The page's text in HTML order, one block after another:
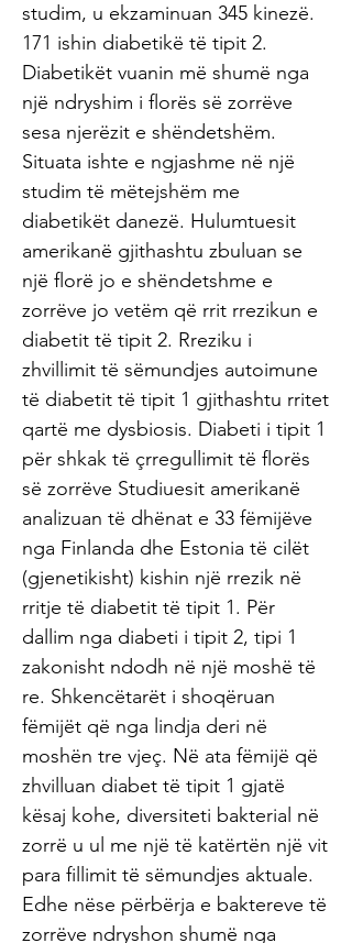
studim, u ekzaminuan 345 kinezë.
171 ishin diabetikë të tipit 2.
Diabetikët vuanin më shumë nga
një ndryshim i florës së zorrëve
sesa njerëzit e shëndetshëm.
Situata ishte e ngjashme në një
studim të mëtejshëm me
diabetikët danezë. Hulumtuesit
amerikanë gjithashtu zbuluan se
një florë jo e shëndetshme e
zorrëve jo vetëm që rrit rrezikun e
diabetit të tipit 2. Rreziku i
zhvillimit të sëmundjes autoimune
të diabetit të tipit 1 gjithashtu rritet
qartë me dysbiosis. Diabeti i tipit 1
për shkak të çrregullimit të florës
së zorrëve Studiuesit amerikanë
analizuan të dhënat e 33 fëmijëve
nga Finlanda dhe Estonia të cilët
(gjenetikisht) kishin një rrezik në
rritje të diabetit të tipit 1. Për
dallim nga diabeti i tipit 2, tipi 1
zakonisht ndodh në një moshë të
re. Shkencëtarët i shoqëruan
fëmijët që nga lindja deri në
moshën tre vjeç. Në ata fëmijë që
zhvilluan diabet të tipit 1 gjatë
kësaj kohe, diversiteti bakterial në
zorrë u ul me një të katërtën një vit
para fillimit të sëmundjes aktuale.
Edhe nëse përbërja e baktereve të
zorrëve ndryshon shumë nga